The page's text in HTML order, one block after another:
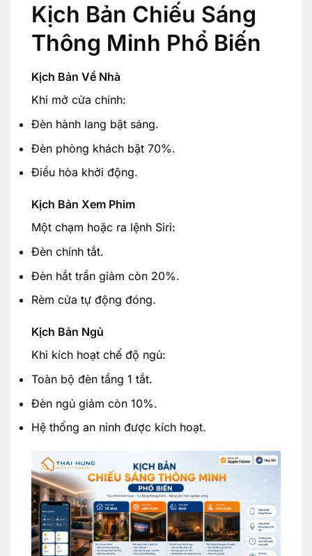
Kịch Bản Chiếu Sáng
Thông Minh Phổ Biến
Kịch Bản Về Nhà
Khi mở cửa chính:
Đèn hành lang bật sáng.
Đèn phòng khách bật 70%.
Điều hòa khởi động.
Kịch Bản Xem Phim
Một chạm hoặc ra lệnh Siri:
Đèn chính tắt.
Đèn hắt trần giảm còn 20%.
Rèm cửa tự động đóng.
Kịch Bản Ngủ
Khi kích hoạt chế độ ngủ:
Toàn bộ đèn tầng 1 tắt.
Đèn ngủ giảm còn 10%.
Hệ thống an ninh được kích hoạt.